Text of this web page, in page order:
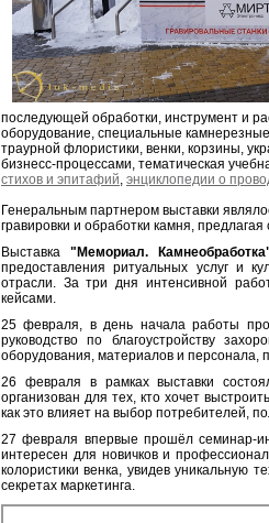
последующей обработки, инструмент и
оборудование, специальные
траурной флористики, венки, корзины,
бизнесс-процессами, тематическая
стихов и эпитафий, энциклопедии о
Генеральным партнером выставки
гравировки и обработки камня,
Выставка"Мемориал.
предоставления ритуальных услуг и
отрасли. За три дня интенсивной
кейсами.
25 февраля, в день начала работы
руководство по благоустройству
оборудования, материалов и персонала,
26 февраля в рамках выставки
организован для тех, кто хочет
как это влияет на выбор потребителей,
27 февраля впервые прошёл семинар-
интересен для новичков и
колористики венка, увидев
секретах маркетинга.